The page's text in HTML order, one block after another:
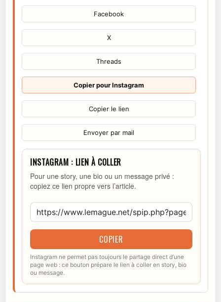
Facebook
X
Threads
Copier pour Instagram
Copier le lien
Envoyer par mail
INSTAGRAM : LIEN À COLLER
Pour une story, une bio ou un message privé :
copiez ce lien propre vers l’article.
COPIER
Instagram ne permet pas toujours le partage direct d’une
page web : ce bouton prépare le lien à coller en story, bio
ou message.